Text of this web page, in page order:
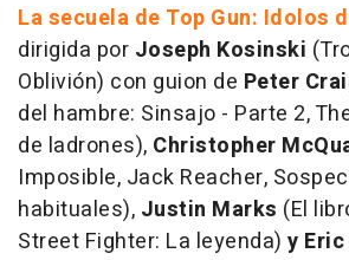
La secuela de Top Gun: Idolos
dirigida por Joseph Kosinski (
Oblivión) con guion de Peter
del hambre: Sinsajo - Parte 2,
de ladrones), Christopher
Imposible, Jack Reacher,
habituales), Justin Marks (El
Street Fighter: La leyenda) y